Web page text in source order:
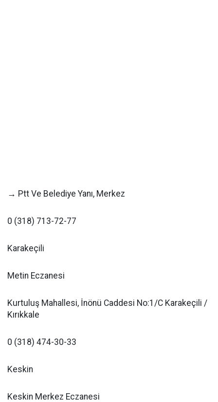
→ Ptt Ve Belediye Yanı, Merkez
0 (318) 713-72-77
Karakeçili
Metin Eczanesi
Kurtuluş Mahallesi, İnönü Caddesi No:1/C Karakeçili /
Kırıkkale
0 (318) 474-30-33
Keskin
Keskin Merkez Eczanesi